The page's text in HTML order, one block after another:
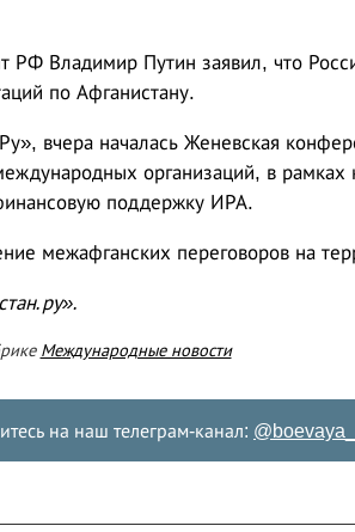
РФ Владимир Путин заявил, что
по Афганистану.
вчера началась Женевская
организаций, в
поддержку ИРА.
межафганских переговоров на
Международные новости
на наш телеграм-канал: